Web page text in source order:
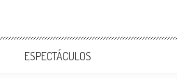
ESPECTÁCULOS